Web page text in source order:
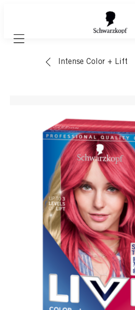
Mobile navigation
Intense Color + Lift